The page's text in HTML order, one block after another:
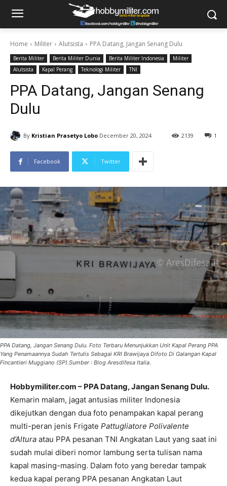
Home Militer Alutsista PPA Datang, Jangan Senang Dulu
Berita Militer Berita Militer Dunia Berita Militer Indonesia
Militer
Alutsista
Kapal Perang Teknologi Militer TNI
PPA Datang, Jangan Senang
Dulu
By Kristian Prasetyo Lobo December 20, 2024 1
2139
Facebook Twitter
PPA Datang, Jangan Senang Dulu. Foto Terbaru Menunjukkan Unit Kapal Perang PPA
Yang Penamaannya Sudah Tertulis Sebagai KRI Brawijaya Difoto Di Galangan Kapal
Fincantieri Muggiano (SP).Sumber : Blog Aresdifesa Italia.
Hobbymiliter.com – PPA Datang, Jangan Senang Dulu.
Kemarin malam, jagat antusias militer Indonesia
dikejutkan dengan dua foto penampakan kapal perang
multi-peran jenis Frigate Pattugliatore Polivalente
d’Altura atau PPA pesanan TNI Angkatan Laut yang saat ini
sudah mulai diberi nomor lambung serta tulisan nama
kapal masing-masing. Dalam foto yang beredar tampak
kedua kapal perang PPA pesanan Angkatan Laut